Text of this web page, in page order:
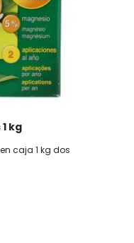
kg
caja 1 kg dos